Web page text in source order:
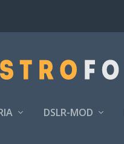
DSLR-MOD